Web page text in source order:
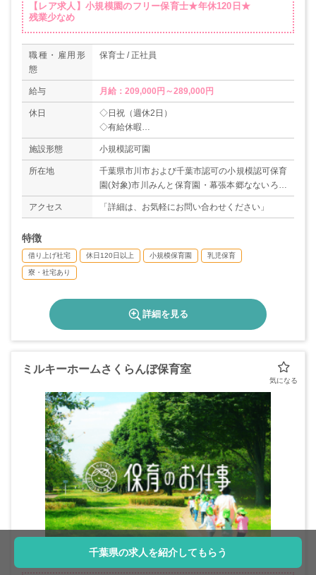
【レア求人】小規模園のフリー保育士★年休120日★
残業少なめ
職種・雇用形
態
保育士 / 正社員
給与 月給：209,000円～289,000円
休日
◇日祝（週休2日）
◇有給休暇
◇夏季休暇（3日）
◇年末年始休暇（6日）
＊年間休日数120日
施設形態 小規模認可園
所在地
千葉県市川市および千葉市認可の小規模認可保育
園(対象)市川みんと保育園・幕張本郷なないろ保
育室・稲毛ふわり保育室・西千葉たんぽぽ保育
室・蘇我うらら保育室。新園開園に伴い、対象保
アクセス 「詳細は、お気軽にお問い合わせください」
特徴
借り上げ社宅 休日120日以上 小規模保育園 乳児保育
寮・社宅あり
詳細を見る
ミルキーホームさくらんぼ保育室
千葉県の求人を紹介してもらう